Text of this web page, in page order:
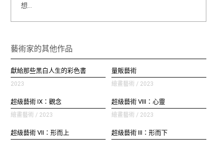
想…
藝術家的其他作品
獻給那些黑白人生的彩色書
2023
量販藝術
繪畫藝術 / 2023
超級藝術 IX：觀念
繪畫藝術 / 2023
超級藝術 VIII：心靈
繪畫藝術 / 2023
超級藝術 VII：形而上 超級藝術 III：形而下